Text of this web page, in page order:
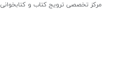
مرکز تخصصی ترویج کتاب و